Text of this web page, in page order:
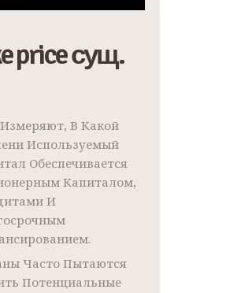
price сущ.
В Какой
Используемый
Обеспечивается
Капиталом,
И
Часто Пытаются
Потенциальные